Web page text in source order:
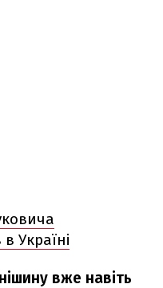
Україні
вже навіть